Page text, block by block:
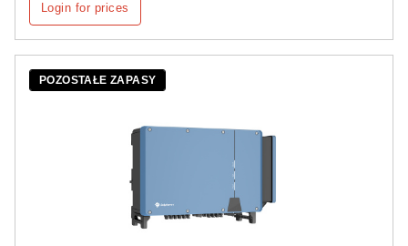
Login for prices
POZOSTAŁE ZAPASY